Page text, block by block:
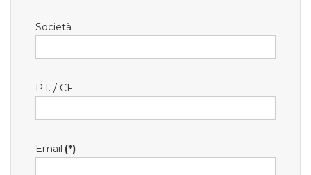
Società
P.I. / CF
Email (*)